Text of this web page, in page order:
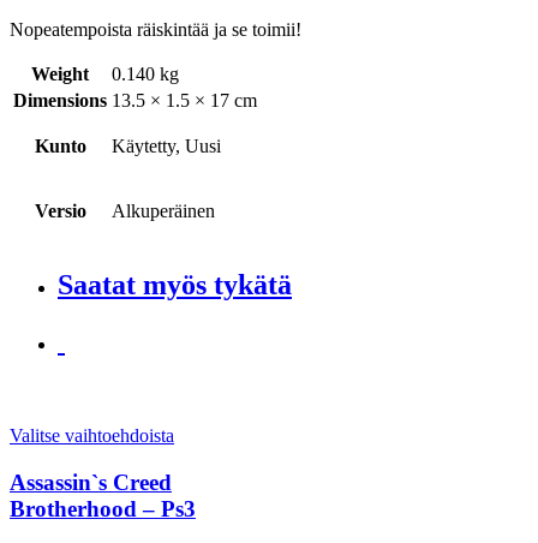
Nopeatempoista räiskintää ja se toimii!
Weight
0.140 kg
Dimensions 13.5 × 1.5 × 17 cm
Kunto Käytetty, Uusi
Versio Alkuperäinen
Saatat myös tykätä
Valitse vaihtoehdoista
Assassin`s Creed
Brotherhood – Ps3